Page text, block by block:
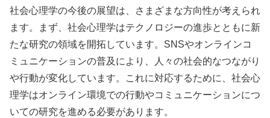
社会心理学の今後の展望は、さまざまな方向性が考えられ
ます。まず、社会心理学はテクノロジーの進歩とともに新
たな研究の領域を開拓しています。SNSやオンラインコ
ミュニケーションの普及により、人々の社会的なつながり
や行動が変化しています。これに対応するために、社会心
理学はオンライン環境での行動やコミュニケーションにつ
いての研究を進める必要があります。